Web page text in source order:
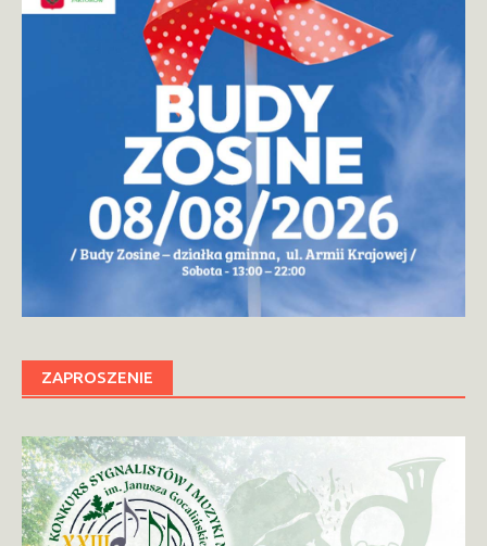
ZAPROSZENIE